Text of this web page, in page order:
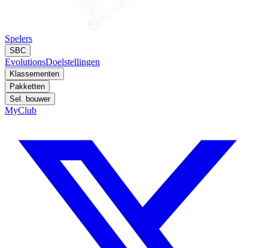
Spelers
SBC
EvolutionsDoelstellingen
Klassementen
Pakketten
Sel. bouwer
MyClub